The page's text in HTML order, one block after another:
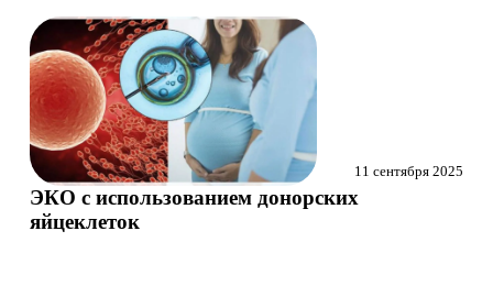
ЭКО с использованием донорских
яйцеклеток
11 сентября 2025